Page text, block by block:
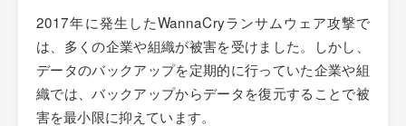
2017年に発生したWannaCryランサムウェア攻撃で
は、多くの企業や組織が被害を受けました。しかし、
データのバックアップを定期的に行っていた企業や組
織では、バックアップからデータを復元することで被
害を最小限に抑えています。